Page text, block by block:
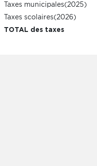
Taxes municipales(2025)
Taxes scolaires(2026)
TOTAL des taxes